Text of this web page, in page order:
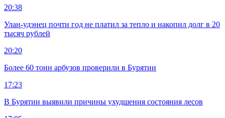
20:38
Улан-удэнец почти год не платил за тепло и накопил долг в 20
тысяч рублей
20:20
Более 60 тонн арбузов проверили в Бурятии
17:23
В Бурятии выявили причины ухудшения состояния лесов